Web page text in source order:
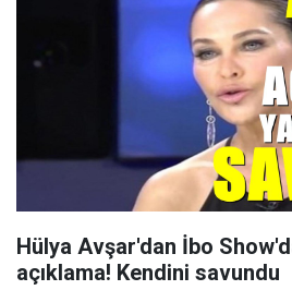
Hülya Avşar'dan İbo
açıklama! Kendini savundu